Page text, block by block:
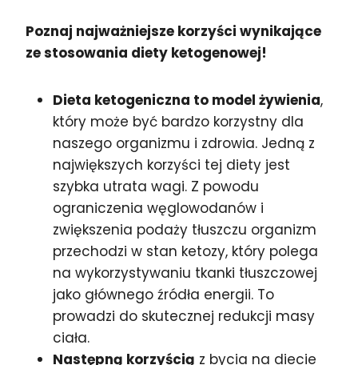
Poznaj najważniejsze korzyści wynikające
ze stosowania diety ketogenowej!
Dieta ketogeniczna to model żywienia,
który może być bardzo korzystny dla
naszego organizmu i zdrowia. Jedną z
największych korzyści tej diety jest
szybka utrata wagi. Z powodu
ograniczenia węglowodanów i
zwiększenia podaży tłuszczu organizm
przechodzi w stan ketozy, który polega
na wykorzystywaniu tkanki tłuszczowej
jako głównego źródła energii. To
prowadzi do skutecznej redukcji masy
ciała.
Następną korzyścią z bycia na diecie